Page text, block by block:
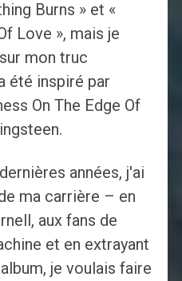
Burns » et «
Love », mais je
mon truc
été inspiré par
On The Edge Of
années, j'ai
ma carrière – en
aux fans de
et en extrayant
je voulais faire